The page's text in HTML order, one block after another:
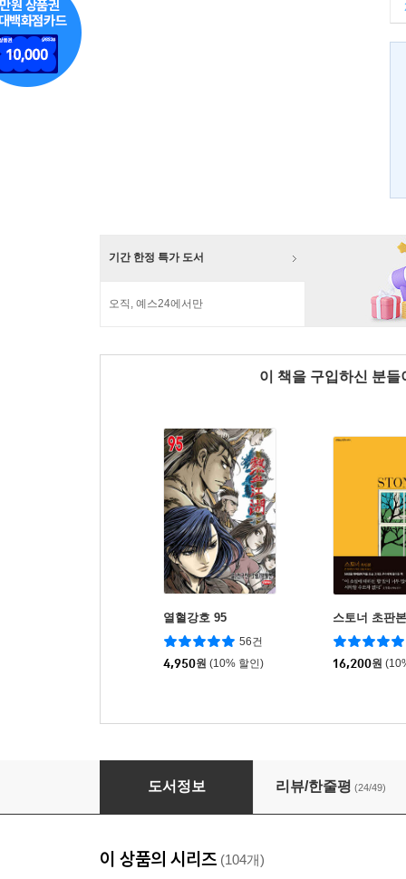
기간 한정 특가 도서
오직, 예스24에서만
이 책을 구입하신 분
열혈강호 95
56건
4,950원 (10% 할인)
스토너 초판본
16,200원
열혈강호 52
도서정보 리뷰/한줄평 (24/49)
이 상품의 시리즈 (104개)